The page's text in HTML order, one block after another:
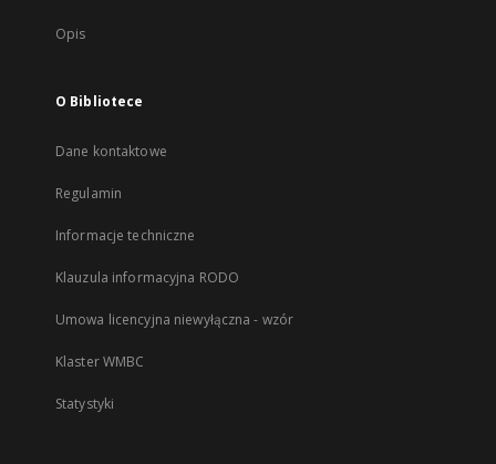
Opis
O Bibliotece
Dane kontaktowe
Regulamin
Informacje techniczne
Klauzula informacyjna RODO
Umowa licencyjna niewyłączna - wzór
Klaster WMBC
Statystyki